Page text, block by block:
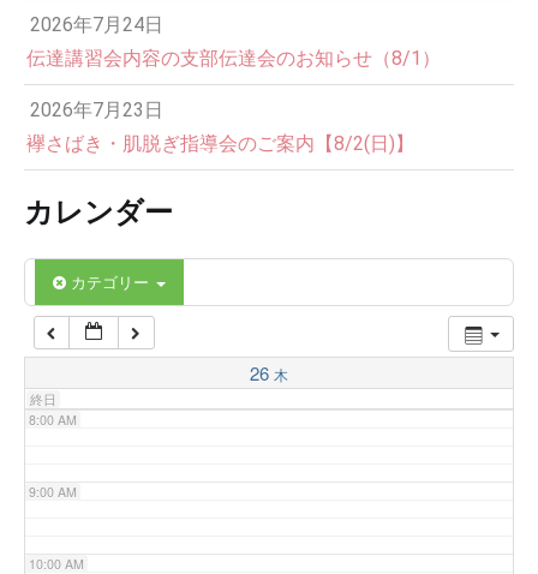
2026年7月24日
伝達講習会内容の支部伝達会のお知らせ（8/1）
2026年7月23日
襷さばき・肌脱ぎ指導会のご案内【8/2(日)】
カレンダー
カテゴリー
26 木
終日
3:00 AM
4:00 AM
5:00 AM
6:00 AM
7:00 AM
8:00 AM
9:00 AM
10:00 AM